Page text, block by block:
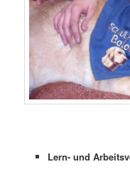
Lern- und